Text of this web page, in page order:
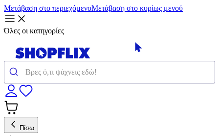
Μετάβαση στο περιεχόμενοΜετάβαση στο κυρίως μενού
Όλες οι κατηγορίες
Πίσω